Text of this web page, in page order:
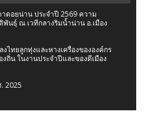
าดอยน่าน ประจำปี 2569 ความ
พันธุ์ ณ เวทีกลางริมน้ำน่าน อ.เมือง
งไทยลูกทุ่งและหางเครื่องขององค์กร
ถิ่น ในงานประจำปีและของดีเมือง
2025